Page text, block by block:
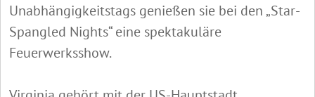
Unabhängigkeitstags genießen sie bei den „Star-
Spangled Nights“ eine spektakuläre
Feuerwerksshow.